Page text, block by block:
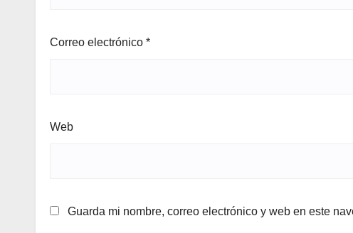
Correo electrónico *
Web
Guarda mi nombre, correo electrónico y web en este